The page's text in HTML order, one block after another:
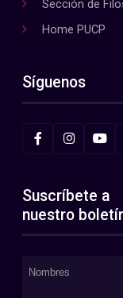
Sección de
Home PUCP
Síguenos
Suscríbete a
nuestro